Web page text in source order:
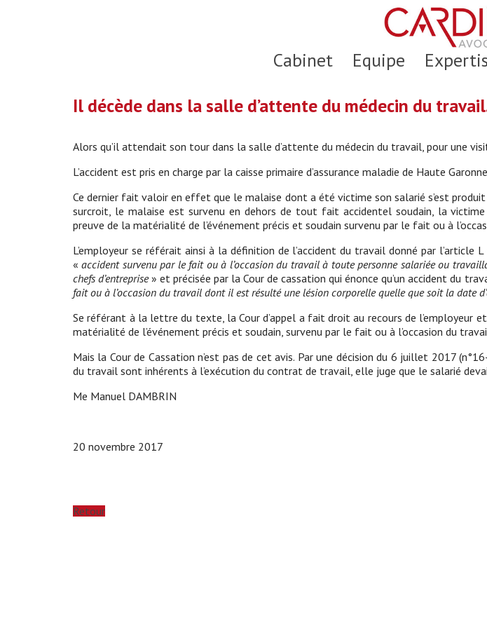
Cabinet Equipe
Il décède dans la salle d’attente du médecin du
Alors qu’il attendait son tour dans la salle d’attente du médecin du travail, pour une
L’accident est pris en charge par la caisse primaire d’assurance maladie de Haute
Ce dernier fait valoir en effet que le malaise dont a été victime son salarié s’est
surcroit, le malaise est survenu en dehors de tout fait accidentel soudain, la
preuve de la matérialité de l’événement précis et soudain survenu par le fait ou à
L’employeur se référait ainsi à la définition de l’accident du travail donné par
«accident survenu par le fait ou à l’occasion du travail à toute personne salariée ou
chefs d’entreprise» et précisée par la Cour de cassation qui énonce qu’un accident du
fait ou à l’occasion du travail dont il est résulté une lésion corporelle quelle que soit la date
Se référant à la lettre du texte, la Cour d’appel a fait droit au recours de l’employeur
matérialité de l’événement précis et soudain, survenu par le fait ou à l’occasion du
Mais la Cour de Cassation n’est pas de cet avis. Par une décision du 6 juillet 2017
du travail sont inhérents à l’exécution du contrat de travail, elle juge que le salarié
Me Manuel DAMBRIN
20 novembre 2017
Retour